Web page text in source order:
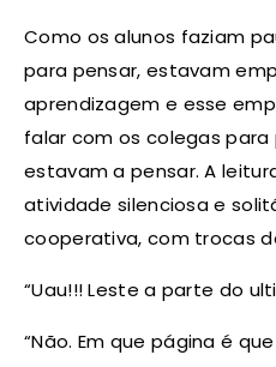
Como os alunos faziam
para pensar, estavam
aprendizagem e esse
falar com os colegas
estavam a pensar. A
atividade silenciosa e
cooperativa, com trocas
“Uau!!! Leste a parte do
“Não. Em que página é